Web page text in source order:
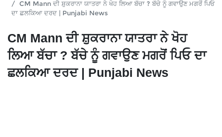
CM Mann ਦੀ ਸ਼ੁਕਰਾਨਾ ਯਾਤਰਾ ਨੇ ਖੋਹ ਲਿਆ ਬੱਚਾ ? ਬੱਚੇ ਨੂੰ ਗਵਾਉਣ ਮਗਰੋਂ ਪਿਓ
ਦਾ ਛਲਕਿਆ ਦਰਦ | Punjabi News
CM Mann ਦੀ ਸ਼ੁਕਰਾਨਾ ਯਾਤਰਾ ਨੇ ਖੋਹ
ਲਿਆ ਬੱਚਾ ? ਬੱਚੇ ਨੂੰ ਗਵਾਉਣ ਮਗਰੋਂ ਪਿਓ ਦਾ
ਛਲਕਿਆ ਦਰਦ | Punjabi News